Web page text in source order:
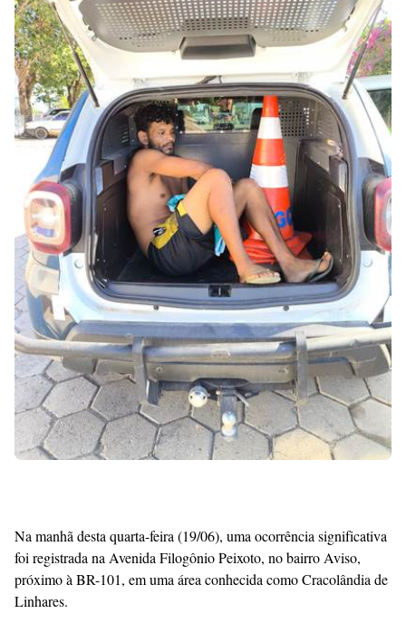
Design
With
Shroff
Templates
Na manhã desta quarta-feira (19/06), uma ocorrência significativa
foi registrada na Avenida Filogônio Peixoto, no bairro Aviso,
próximo à BR-101, em uma área conhecida como Cracolândia de
Linhares.